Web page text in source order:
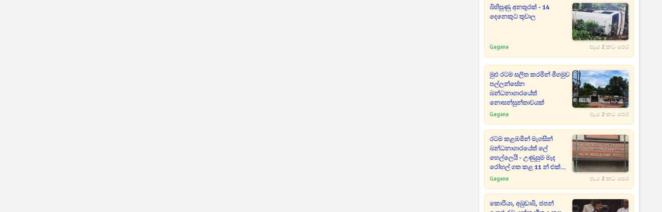
බිහිසුණු අනතුරක් - 14
දෙනෙකුට තුවාල
Gagana පැය 2 කට පෙර
මුළු රටම සලිත කරමින් මීගමුව
පල්ලන්සේන
බන්ධනාගාරයේත්
නොසන්සුන්තාවයක්
Gagana පැය 2 කට පෙර
රටම කළඹමින් මැගසින්
බන්ධනාගාරයේත් ලේ
හෙල්ලෙයි - උණුසුම මැද
රෝහල් ගත කළ 11 න් එක්
අයෙක් ජීවිතක්ෂයට
Gagana පැය 2 කට පෙර
කොරියා, අබුඩාබි, ජපන්